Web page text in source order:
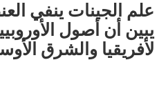
علم الجينات ينفي
يبين أن أصول
لأفريقيا والشرق